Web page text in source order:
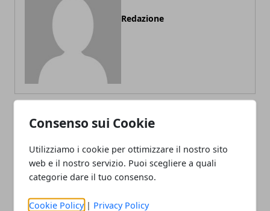
Consenso sui Cookie
Utilizziamo i cookie per ottimizzare il nostro sito
web e il nostro servizio. Puoi scegliere a quali
categorie dare il tuo consenso.
Cookie Policy | Privacy Policy
Redazione